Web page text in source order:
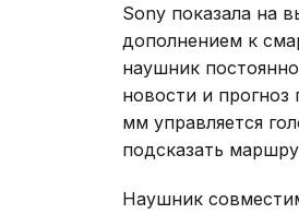
Sony показала на
дополнением к
наушник
новости и прогноз
мм управляется
подсказать
Наушник